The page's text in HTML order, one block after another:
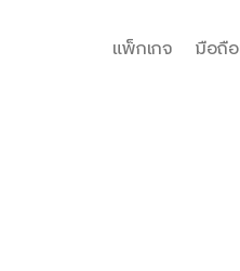
แพ็กเกจ มือถื